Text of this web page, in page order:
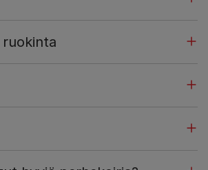
ruokinta